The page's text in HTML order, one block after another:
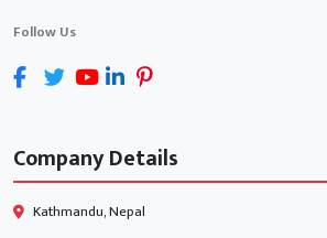
Follow Us
Company Details
Kathmandu, Nepal